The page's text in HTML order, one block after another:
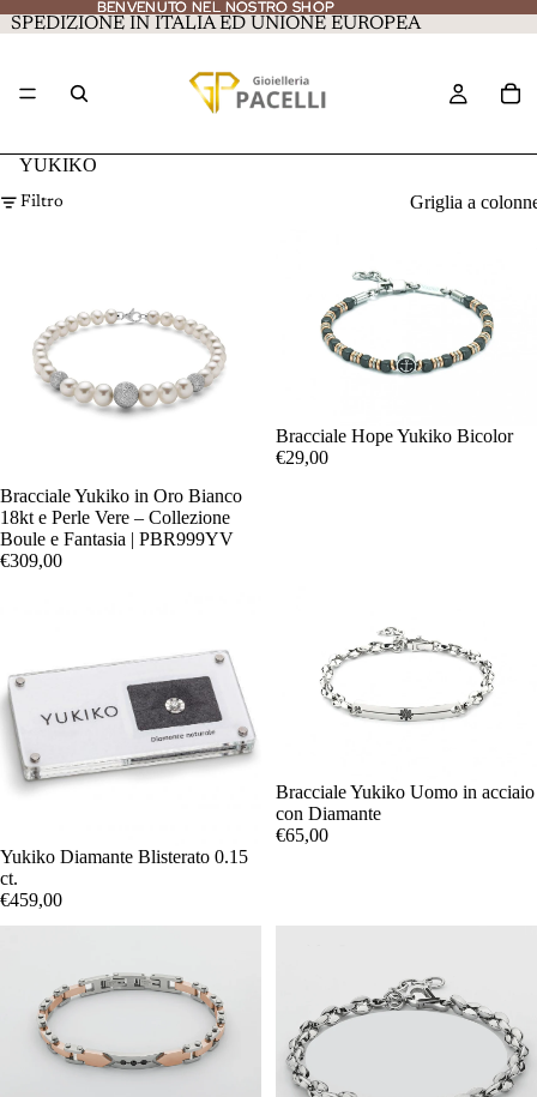
BENVENUTO NEL NOSTRO SHOP
BENVENUTO NEL NOSTRO SHOP
SPEDIZIONE IN ITALIA ED UNIONE EUROPEA
YUKIKO
Filtro Griglia a
Bracciale Yukiko in Oro Bianco
18kt e Perle Vere – Collezione
Boule e Fantasia | PBR999YV
€309,00
Bracciale Hope Yukiko Bicolor
€29,00
Yukiko Diamante Blisterato 0.15
ct.
€459,00
Bracciale Yukiko Uomo in acciaio
con Diamante
€65,00